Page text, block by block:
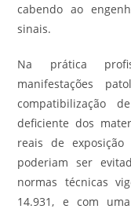
cabendo ao
sinais.
Na prática
manifestações
compatibilização
deficiente dos
reais de
poderiam ser
normas técnicas
14.931, e com